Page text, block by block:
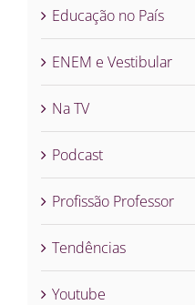
Educação no País
ENEM e Vestibular
Na TV
Podcast
Profissão Professor
Tendências
Youtube